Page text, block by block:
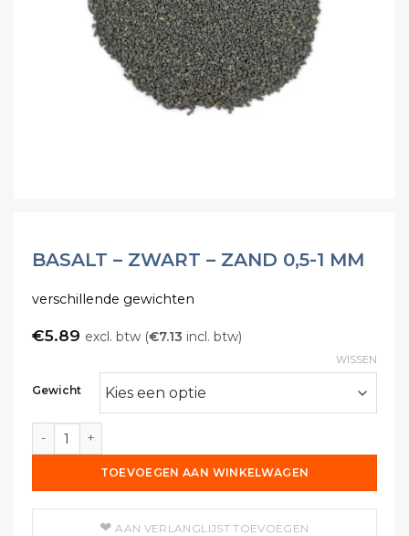
BASALT – ZWART – ZAND 0,5-1 MM
verschillende gewichten
€5.89 excl. btw (€7.13 incl. btw)
Gewicht
WISSEN
Basalt - Zwart - Zand 0,5-1 MM aantal
TOEVOEGEN AAN WINKELWAGEN
AAN VERLANGLIJST TOEVOEGEN